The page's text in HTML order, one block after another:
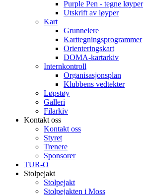
Purple Pen - tegne løyper
Utskrift av løyper
Kart
Grunneiere
Karttegningsprogrammer
Orienteringskart
DOMA-kartarkiv
Internkontroll
Organisasjonsplan
Klubbens vedtekter
Løpstøy
Galleri
Filarkiv
Kontakt oss
Kontakt oss
Styret
Trenere
Sponsorer
TUR-O
Stolpejakt
Stolpejakt
Stolpejakten i Moss